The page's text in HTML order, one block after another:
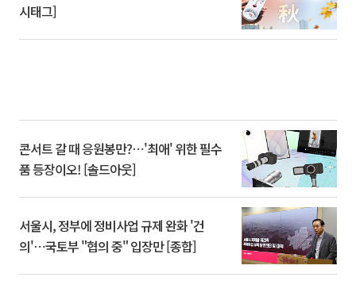
시태그]
콘서트 갈 때 응원봉만?⋯'최애' 위한 필수
품 등장이오! [솔드아웃]
서울시, 정부에 정비사업 규제 완화 '건
의'⋯국토부 "협의 중" 입장만 [종합]